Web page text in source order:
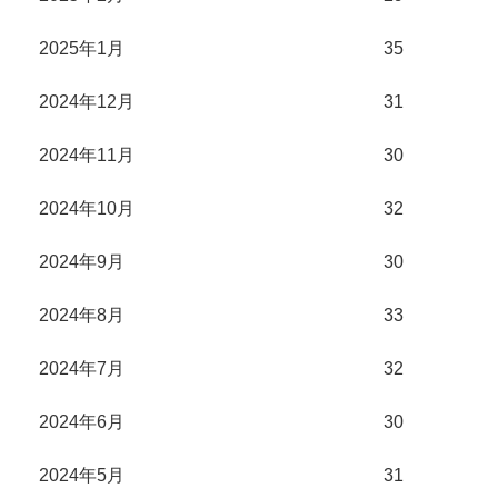
2025年1月 35
2024年12月 31
2024年11月 30
2024年10月 32
2024年9月 30
2024年8月 33
2024年7月 32
2024年6月 30
2024年5月 31